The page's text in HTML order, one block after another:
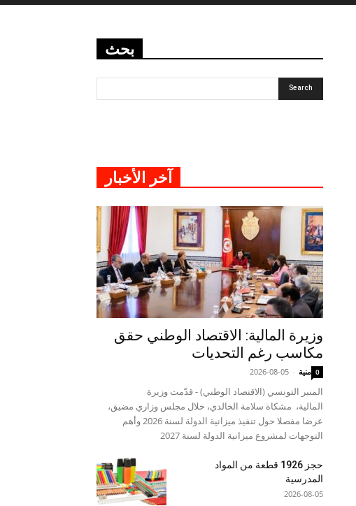
بحث
آخر الأخبار
وزيرة المالية: الاقتصاد الوطني حقق
مكاسب رغم التحديات
منية -
2026-08-05 0
المنبر التونسي (الاقتصاد الوطني) - قدّمت وزيرة
المالية، مشكاة سلامة الخالدي، خلال مجلس وزاري مضيق،
عرضا مفصلا حول تنفيذ ميزانية الدولة لسنة 2026 وأهم
التوجهات لمشروع ميزانية الدولة لسنة 2027
حجز 1926 قطعة من المواد
المدرسية
2026-08-05